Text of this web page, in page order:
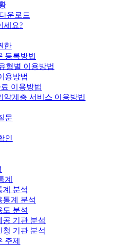
운로드
세요?
한
등록방법
형별 이용방법
용방법
이용방법
약계층 서비스 이용방법
문
인
계
계 분석
통계 분석
도 분석
공 기관 분석
청 기관 분석
주제